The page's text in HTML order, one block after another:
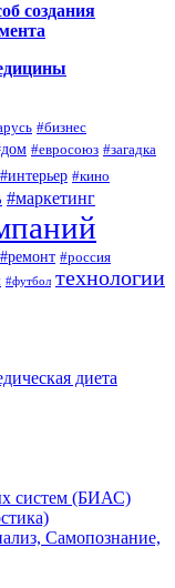
создания
#бизнес
#евросоюз #загадка
#интерьер #кино
#маркетинг
#ремонт #россия
#футбол технологии
диета
систем (БИАС)
Самопознание,